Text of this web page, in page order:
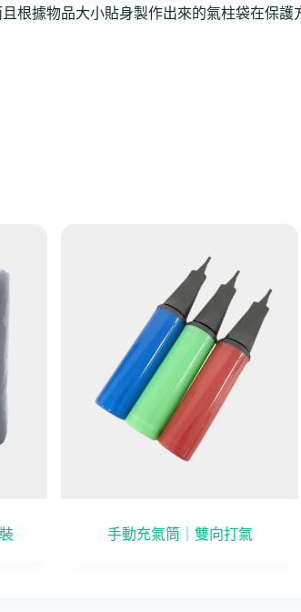
根據物品大小貼身製作出來的氣柱袋在保護
手動充氣筒｜雙向打氣